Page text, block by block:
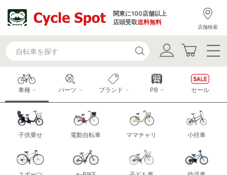
関東に100店舗以上
店頭受取送料無料
店舗検索
車種
子供乗せ 電動自転車 ママチャリ 小径車
パーツ ブランド PB セール